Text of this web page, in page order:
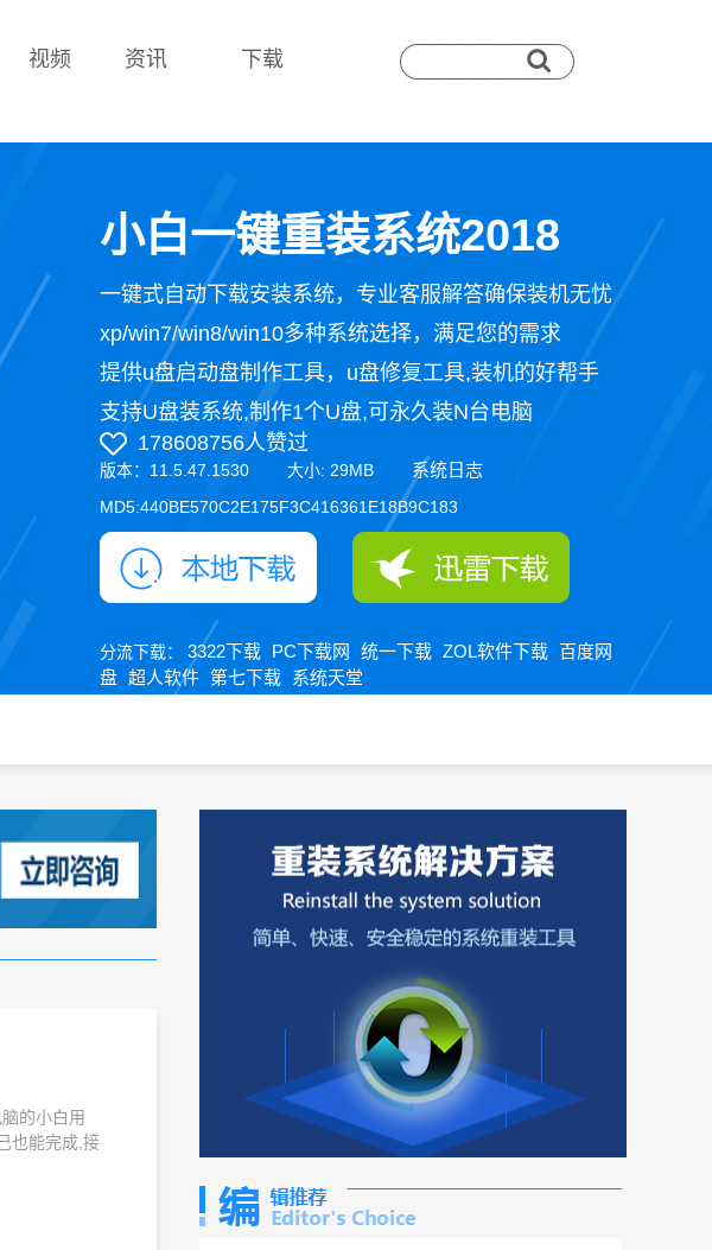
视频 资讯 下载
小白一键重装系统2018
一键式自动下载安装系统，专业客服解答确保装机无忧
xp/win7/win8/win10多种系统选择，满足您的需求
提供u盘启动盘制作工具，u盘修复工具,装机的好帮手
支持U盘装系统,制作1个U盘,可永久装N台电脑
178608756人赞过
版本：11.5.47.1530 大小: 29MB 系统日志
MD5:440BE570C2E175F3C416361E18B9C183
分流下载： 3322下载 PC下载网 统一下载 ZOL软件下载 百度网
盘 超人软件 第七下载 系统天堂
的小白用
也能完成,接